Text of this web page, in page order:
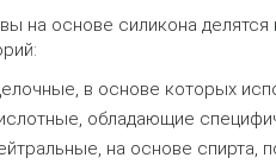
на основе силикона
в основе которых
обладающие
на основе спирта,